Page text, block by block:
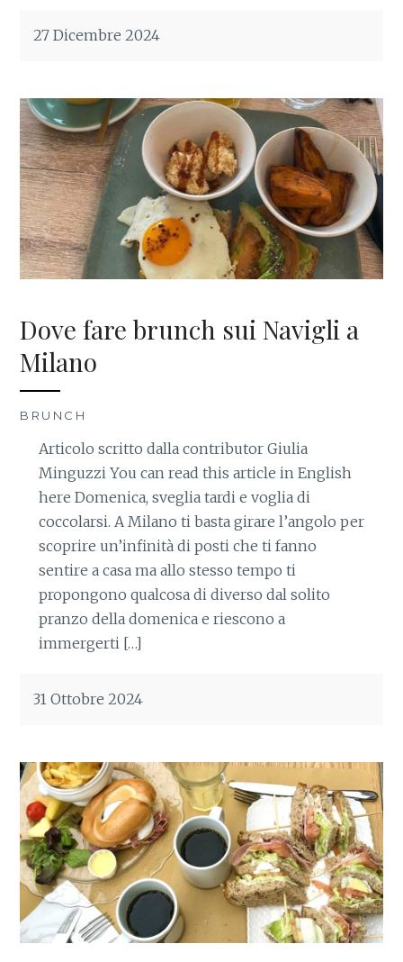
27 Dicembre 2024
Dove fare brunch sui Navigli a
Milano
BRUNCH
Articolo scritto dalla contributor Giulia
Minguzzi You can read this article in English
here Domenica, sveglia tardi e voglia di
coccolarsi. A Milano ti basta girare l’angolo per
scoprire un’infinità di posti che ti fanno
sentire a casa ma allo stesso tempo ti
propongono qualcosa di diverso dal solito
pranzo della domenica e riescono a
immergerti […]
31 Ottobre 2024